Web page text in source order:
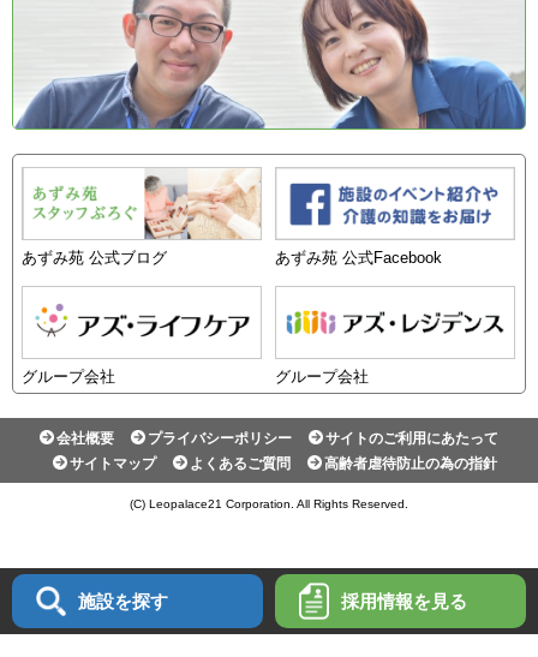
施設を探す 採用情報を 見る
あずみ苑 公式ブログ あずみ苑 公式Facebook
グループ会社 グループ会社
会社概要 プライバシーポリシー
サイトのご利用にあたって
サイトマップ
よくあるご質問 高齢者虐待防止の為の指針
(C) Leopalace21 Corporation. All Rights Reserved.